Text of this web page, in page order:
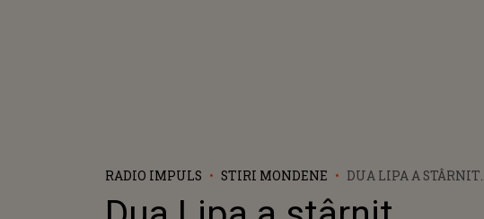
RADIO IMPULS STIRI MONDENE
DUA LIPA A STÂRNIT
FANILOR. STARUL POP